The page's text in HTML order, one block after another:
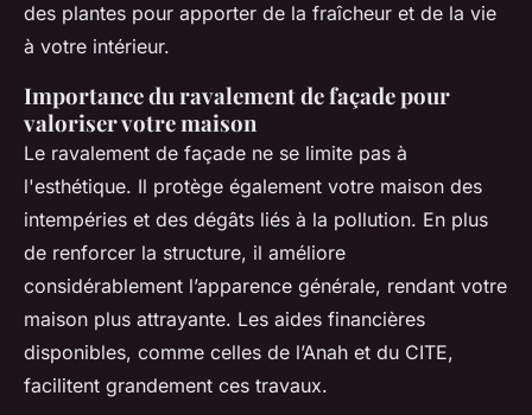
des plantes pour apporter de la fraîcheur et de la vie
à votre intérieur.
Importance du ravalement de façade pour
valoriser votre maison
Le ravalement de façade ne se limite pas à
l'esthétique. Il protège également votre maison des
intempéries et des dégâts liés à la pollution. En plus
de renforcer la structure, il améliore
considérablement l’apparence générale, rendant votre
maison plus attrayante. Les aides financières
disponibles, comme celles de l’Anah et du CITE,
facilitent grandement ces travaux.